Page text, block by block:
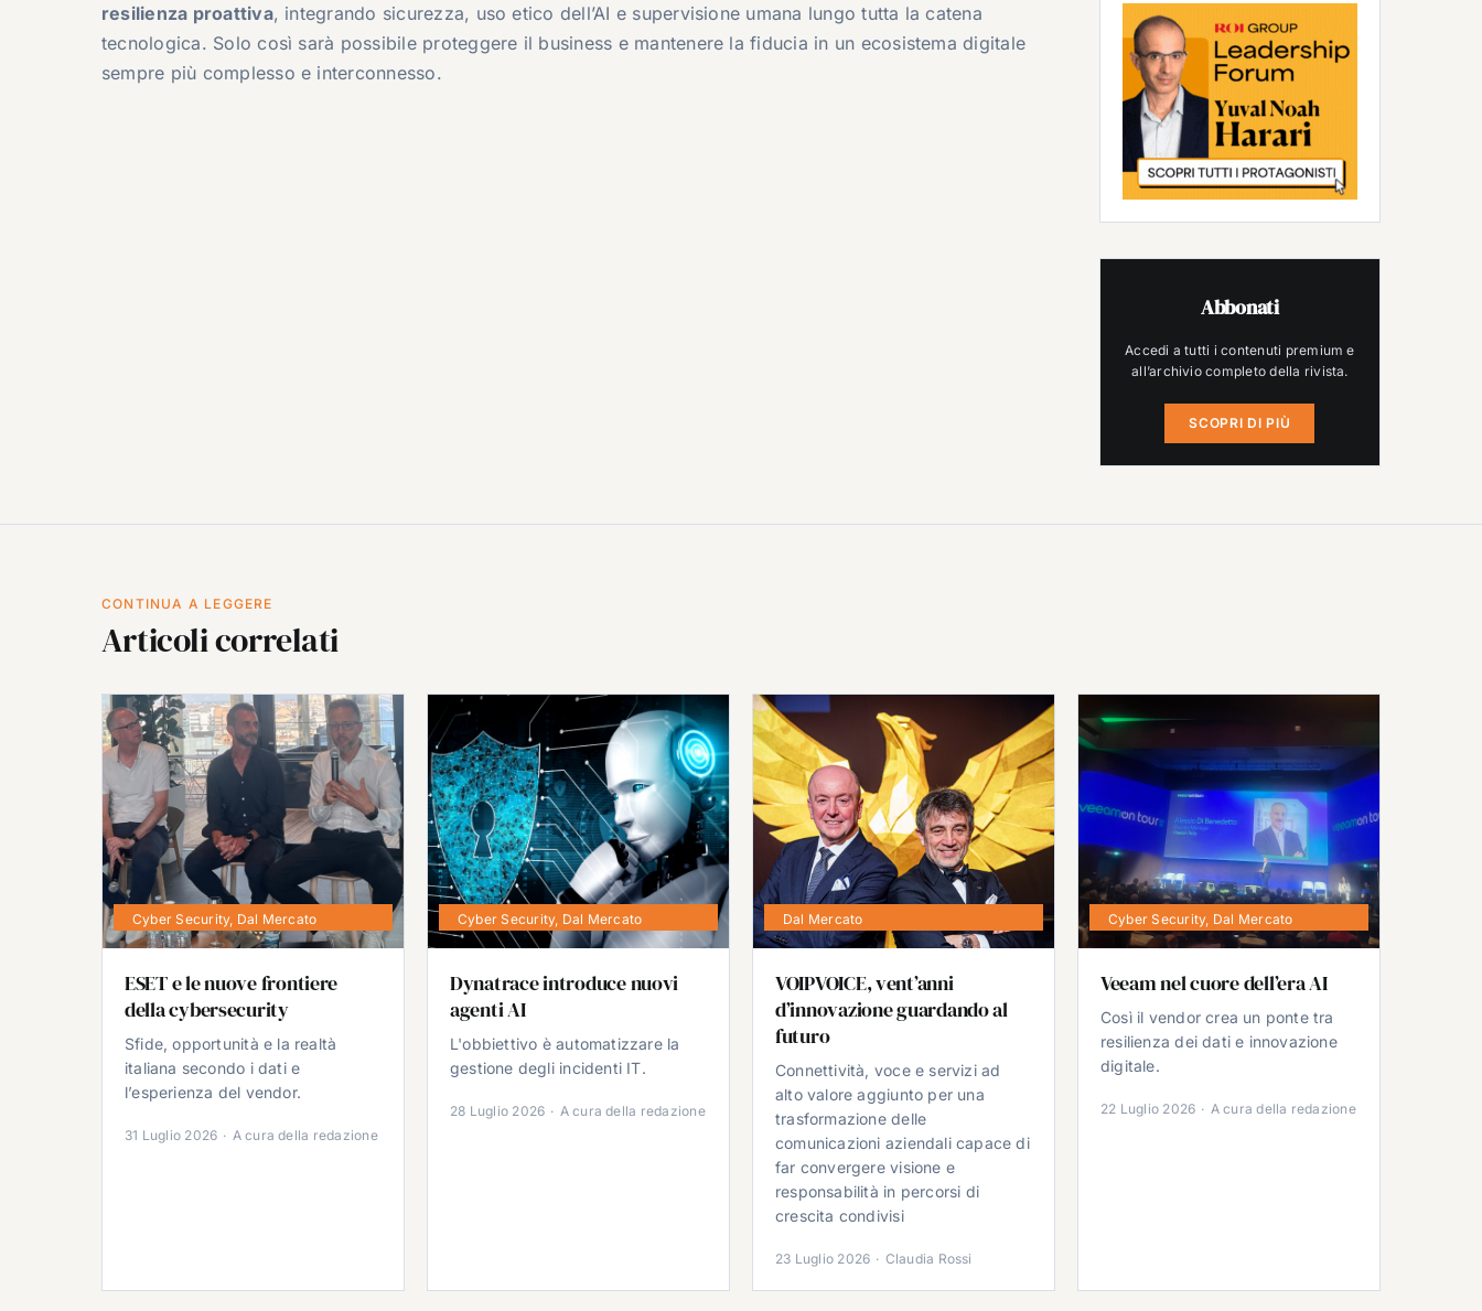
resilienza proattiva, integrando sicurezza, uso etico dell’AI e supervisione umana lungo tutta la catena
tecnologica. Solo così sarà possibile proteggere il business e mantenere la fiducia in un ecosistema digitale
sempre più complesso e interconnesso.
Abbonati
Accedi a tutti i contenuti premium e
all’archivio completo della rivista.
SCOPRI DI PIÙ
CONTINUA A LEGGERE
Articoli correlati
Cyber Security, Dal Mercato
ESET e le nuove frontiere
della cybersecurity
Sfide, opportunità e la realtà
italiana secondo i dati e
l’esperienza del vendor.
31 Luglio 2026 · A cura della redazione
Cyber Security, Dal Mercato
Dynatrace introduce nuovi
agenti AI
L'obbiettivo è automatizzare la
gestione degli incidenti IT.
28 Luglio 2026 · A cura della redazione
Dal Mercato
VOIPVOICE, vent’anni
d’innovazione guardando al
futuro
Connettività, voce e servizi ad
alto valore aggiunto per una
trasformazione delle
comunicazioni aziendali capace di
far convergere visione e
responsabilità in percorsi di
crescita condivisi
23 Luglio 2026 · Claudia Rossi
Cyber Security, Dal Mercato
Veeam nel cuore dell’era AI
Così il vendor crea un ponte tra
resilienza dei dati e innovazione
digitale.
22 Luglio 2026 · A cura della redazione